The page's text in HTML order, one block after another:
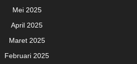
Mei 2025
April 2025
Maret 2025
Februari 2025